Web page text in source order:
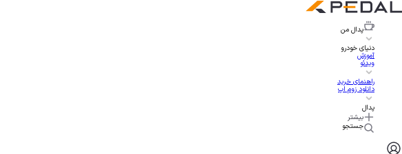
پدال من
دنیای خودرو
آموزش
ویدئو
راهنمای خرید
دانلود زوم اپ
پدال
بیشتر
جستجو